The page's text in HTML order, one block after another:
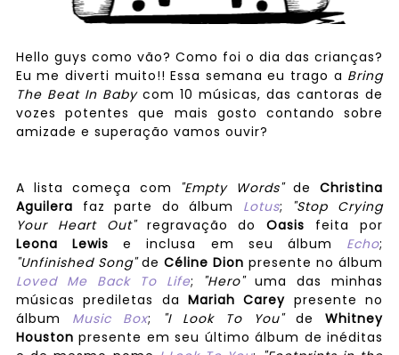
Hello guys como vão? Como foi o dia das crianças?
Eu me diverti muito!! Essa semana eu trago a Bring
The Beat In Babycom 10 músicas, das cantoras de
vozes potentes que mais gosto contando sobre
amizade e superação vamos ouvir?
A lista começa com "Empty Words"deChristina
Aguilera faz parte do álbum Lotus; "Stop Crying
Your Heart Out"regravação doOasis feita por
Leona Lewis e inclusa em seu álbum Echo;
"Unfinished Song"de Céline Dion presente no álbum
Loved Me Back To Life; "Hero"uma das minhas
músicas prediletas da Mariah Carey presente no
álbum Music Box; "I Look To You"deWhitney
Houston presente em seu último álbum de inéditas